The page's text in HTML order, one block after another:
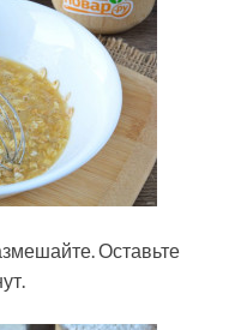
Оставьте